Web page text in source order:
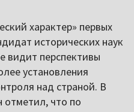
характер» первых
исторических наук
видит перспективы
установления
над страной. В
отметил, что по